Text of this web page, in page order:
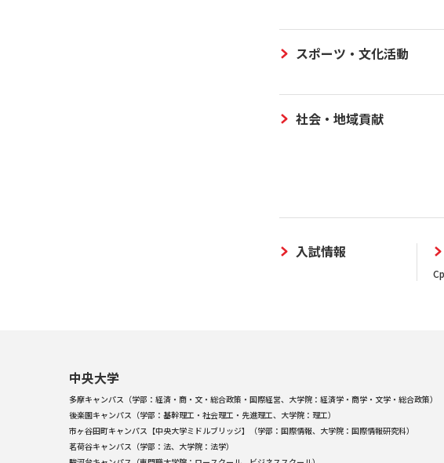
スポーツ・文化活動
社会・地域貢献
入試情報
中央大学
多摩キャンパス（学部：経済・商・文・総合政策・国際経営、大学院：経済学・商学・文学・総合政策）
後楽園キャンパス（学部：基幹理工・社会理工・先進理工、大学院：理工）
市ヶ谷田町キャンパス【中央大学ミドルブリッジ】（学部：国際情報、大学院：国際情報研究科）
茗荷谷キャンパス（学部：法、大学院：法学）